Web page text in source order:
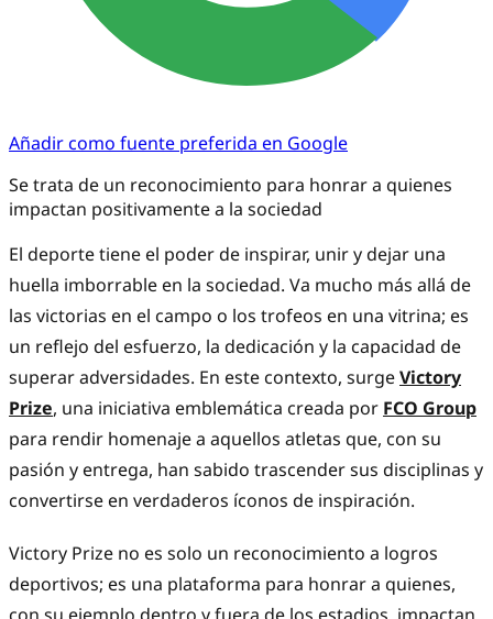
Añadir como fuente preferida en Google
Se trata de un reconocimiento para honrar a quienes
impactan positivamente a la sociedad
El deporte tiene el poder de inspirar, unir y dejar una
huella imborrable en la sociedad. Va mucho más allá de
las victorias en el campo o los trofeos en una vitrina; es
un reflejo del esfuerzo, la dedicación y la capacidad de
superar adversidades. En este contexto, surgeVictory
Prize, una iniciativa emblemática creada por FCO Group
para rendir homenaje a aquellos atletas que, con su
pasión y entrega, han sabido trascender sus disciplinas y
convertirse en verdaderos íconos de inspiración.
Victory Prize no es solo un reconocimiento a logros
deportivos; es una plataforma para honrar a quienes,